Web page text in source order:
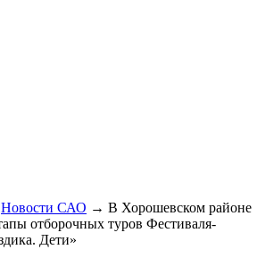
Новости САО → В Хорошевском районе
отборочных туров Фестиваля-
Дети»